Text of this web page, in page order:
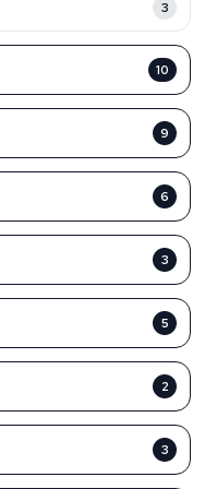
3
10
9
6
3
5
2
3